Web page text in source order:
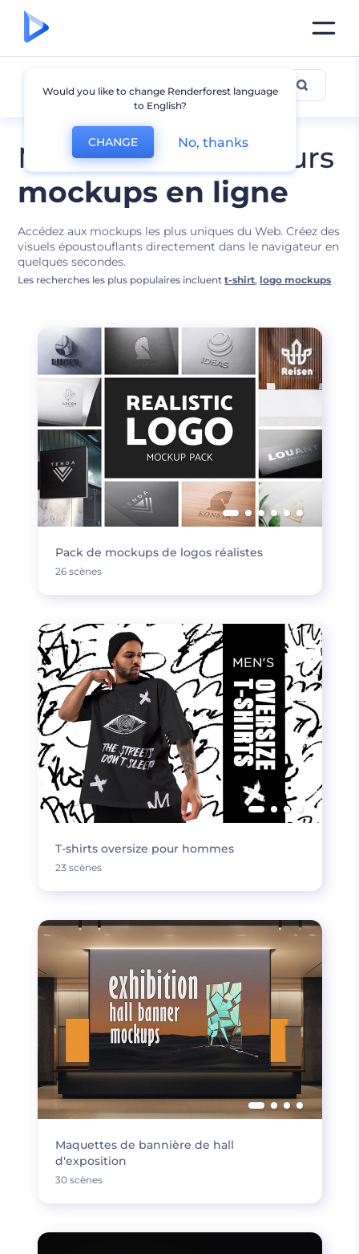
Modifiez les meilleurs
mockups en ligne
Accédez aux mockups les plus uniques du Web. Créez des
visuels époustouflants directement dans le navigateur en
quelques secondes.
Conceptions de Mockups
Les recherches les plus populaires incluentt-shirt, logo mockups
Pack de mockups de logos réalistes
26 scènes
T-shirts oversize pour hommes
23 scènes
Maquettes de bannière de hall
d'exposition
30 scènes
Would you like to change Renderforest language
to English?
CHANGE No, thanks